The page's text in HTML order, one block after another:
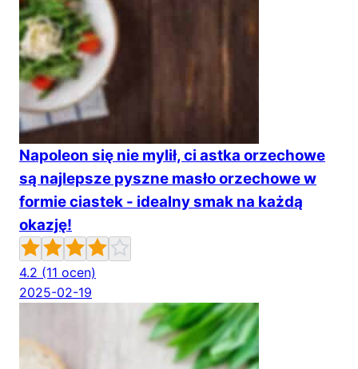
Napoleon się nie mylił, ci astka orzechowe
są najlepsze pyszne masło orzechowe w
formie ciastek - idealny smak na każdą
okazję!
4.2 (11 ocen)
2025-02-19